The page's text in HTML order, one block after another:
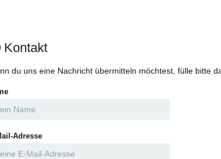
Kontakt
du uns eine Nachricht übermitteln möchtest, fülle bitte
Adresse